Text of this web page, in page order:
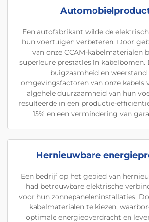
Een autofabrikant wilde de
hun voertuigen verbeteren. Door
van onze CCAM-kabelmaterialen
superieure prestaties in kabelbomen.
buigzaamheid en weerstand
omgevingsfactoren van onze kabels
algehele duurzaamheid van hun
resulteerde in een productie-
15% en een vermindering van
Hernieuwbare
Een bedrijf op het gebied van
had betrouwbare elektrische
voor hun zonnepaneleninstallaties.
kabelmaterialen te kiezen,
optimale energieoverdracht en